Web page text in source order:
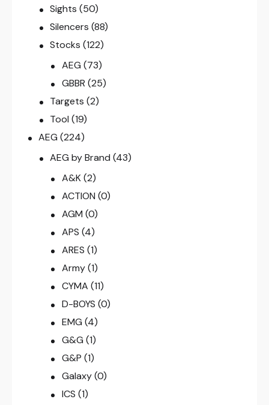
Sights (50)
Silencers (88)
Stocks (122)
AEG (73)
GBBR (25)
Targets (2)
Tool (19)
AEG (224)
AEG by Brand (43)
A&K (2)
ACTION (0)
AGM (0)
APS (4)
ARES (1)
Army (1)
CYMA (11)
D-BOYS (0)
EMG (4)
G&G (1)
G&P (1)
Galaxy (0)
ICS (1)